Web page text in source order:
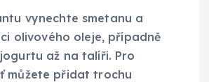
vynechte smetanu a
olivového oleje, případně
až na talíři. Pro
můžete přidat trochu